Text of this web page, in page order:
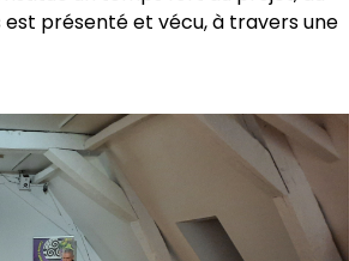
présenté et vécu, à travers une